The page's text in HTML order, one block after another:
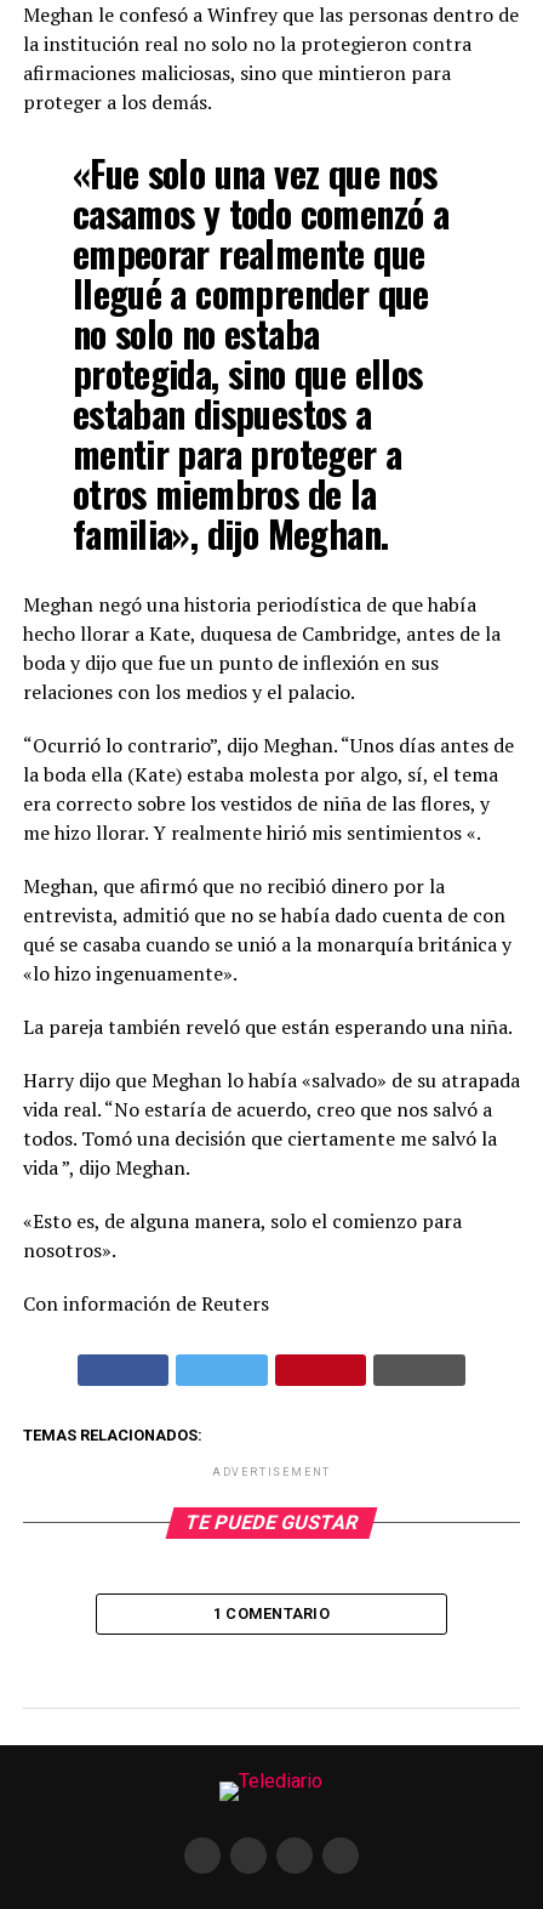
Meghan le confesó a Winfrey que las personas dentro de
la institución real no solo no la protegieron contra
afirmaciones maliciosas, sino que mintieron para
proteger a los demás.
«Fue solo una vez que nos
casamos y todo comenzó a
empeorar realmente que
llegué a comprender que
no solo no estaba
protegida, sino que ellos
estaban dispuestos a
mentir para proteger a
otros miembros de la
familia», dijo Meghan.
Meghan negó una historia periodística de que había
hecho llorar a Kate, duquesa de Cambridge, antes de la
boda y dijo que fue un punto de inflexión en sus
relaciones con los medios y el palacio.
“Ocurrió lo contrario”, dijo Meghan. “Unos días antes de
la boda ella (Kate) estaba molesta por algo, sí, el tema
era correcto sobre los vestidos de niña de las flores, y
me hizo llorar. Y realmente hirió mis sentimientos «.
Meghan, que afirmó que no recibió dinero por la
entrevista, admitió que no se había dado cuenta de con
qué se casaba cuando se unió a la monarquía británica y
«lo hizo ingenuamente».
La pareja también reveló que están esperando una niña.
Harry dijo que Meghan lo había «salvado» de su atrapada
vida real. “No estaría de acuerdo, creo que nos salvó a
todos. Tomó una decisión que ciertamente me salvó la
vida ”, dijo Meghan.
«Esto es, de alguna manera, solo el comienzo para
nosotros».
Con información de Reuters
TEMAS RELACIONADOS:
ADVERTISEMENT
TE PUEDE GUSTAR
1 COMENTARIO